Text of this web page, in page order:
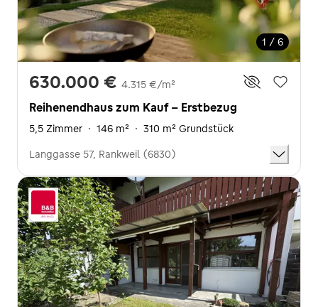
1 / 6
630.000 € 4.315 €/m²
Reihenendhaus zum Kauf - Erstbezug
5,5 Zimmer · 146 m² · 310 m² Grundstück
Langgasse 57, Rankweil (6830)